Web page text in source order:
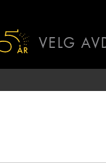
VELG
ÅLESUND